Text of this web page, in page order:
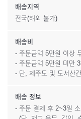
배송지역
전국(해외 불가)
배송비
- 주문금액 5만원 이상
- 주문금액 5만원 미만
- 단, 제주도 및 도서산
배송 정보
- 주문 결제 후 2~3일